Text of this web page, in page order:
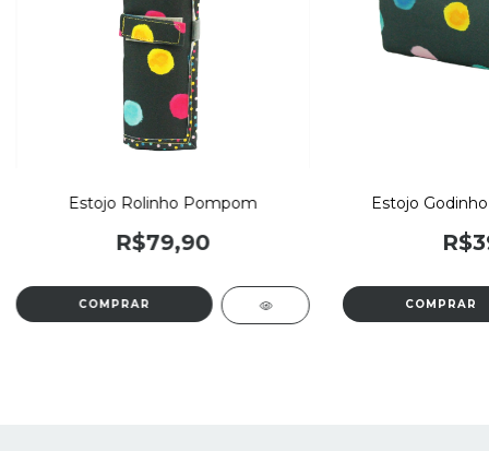
Estojo Rolinho Pompom
R$79,90
Estojo